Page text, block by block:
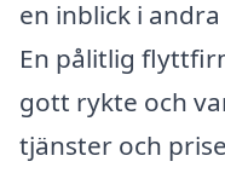
en inblick i
En pålitlig
gott rykte och
tjänster och